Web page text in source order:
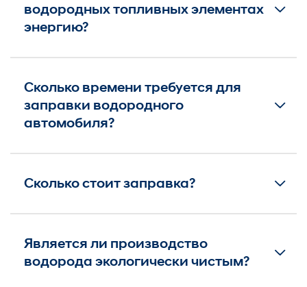
водородных топливных элементах
энергию?
Сколько времени требуется для
заправки водородного
автомобиля?
Сколько стоит заправка?
Является ли производство
водорода экологически чистым?